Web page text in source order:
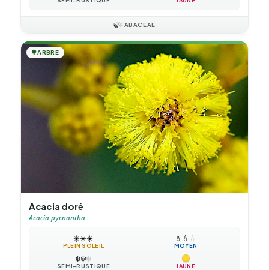
🍃FABACEAE
🌳ARBRE
Acacia doré
Acacia pycnantha
☀️☀️☀️
PLEIN SOLEIL
💧 💧 💧
MOYEN
❄️❄️❄️
SEMI-RUSTIQUE JAUNE